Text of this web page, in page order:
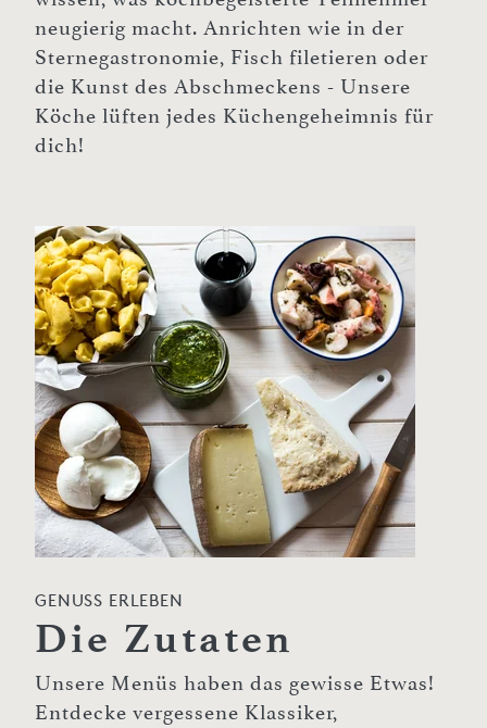
neugierig macht. Anrichten wie in der
Sternegastronomie, Fisch filetieren oder
die Kunst des Abschmeckens - Unsere
Köche lüften jedes Küchengeheimnis für
dich!
GENUSS ERLEBEN
Die Zutaten
Unsere Menüs haben das gewisse Etwas!
Entdecke vergessene Klassiker,